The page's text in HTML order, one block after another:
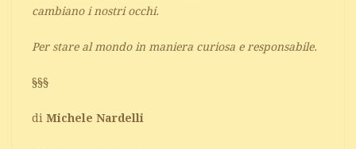
cambiano i nostri occhi.
Per stare al mondo in maniera curiosa e responsabile.
§§§
di Michele Nardelli